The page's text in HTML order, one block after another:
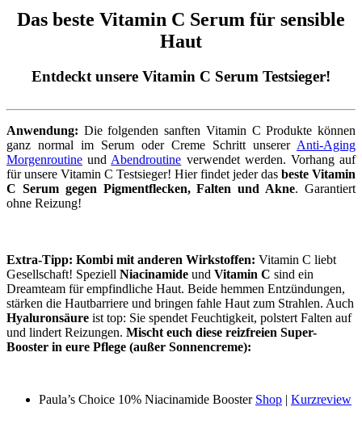
Das beste Vitamin C Serum für sensible
Haut
Entdeckt unsere Vitamin C Serum Testsieger!
Anwendung: Die folgenden sanften Vitamin C Produkte können
ganz normal im Serum oder Creme Schritt unserer Anti-Aging
Morgenroutine und Abendroutine verwendet werden. Vorhang auf
für unsere Vitamin C Testsieger! Hier findet jeder das beste Vitamin
C Serum gegen Pigmentflecken, Falten und Akne. Garantiert
ohne Reizung!
Extra-Tipp: Kombi mit anderen Wirkstoffen: Vitamin C liebt
Gesellschaft! Speziell Niacinamide und Vitamin C sind ein
Dreamteam für empfindliche Haut. Beide hemmen Entzündungen,
stärken die Hautbarriere und bringen fahle Haut zum Strahlen. Auch
Hyaluronsäure ist top: Sie spendet Feuchtigkeit, polstert Falten auf
und lindert Reizungen. Mischt euch diese reizfreien Super-
Booster in eure Pflege (außer Sonnencreme):
Paula’s Choice 10% Niacinamide Booster Shop | Kurzreview